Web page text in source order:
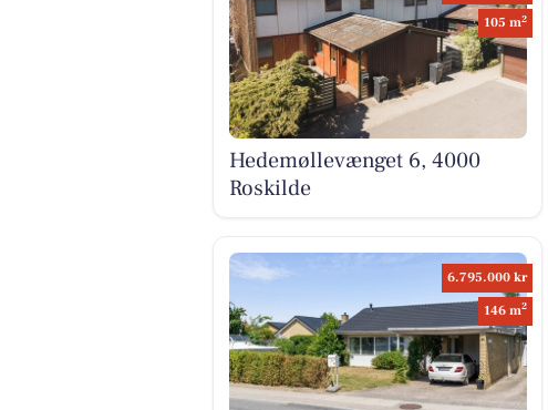
105 m2
Hedemøllevænget 6, 4000
Roskilde
6.795.000 kr
146 m2